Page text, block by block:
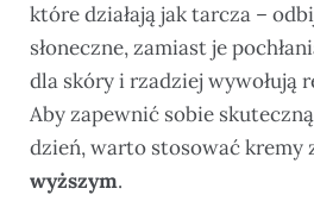
które działają jak tarcza –
słoneczne, zamiast je
dla skóry i rzadziej wywołują
Aby zapewnić sobie
dzień, warto stosować kremy
wyższym.